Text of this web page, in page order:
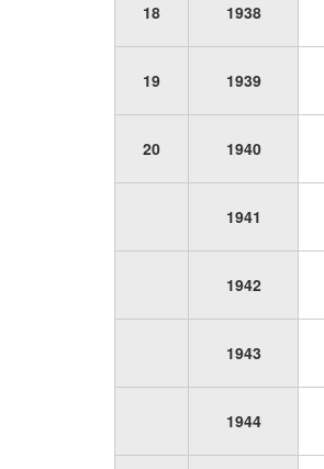
18 1938
19 1939
20 1940
1941
1942
1943
1944